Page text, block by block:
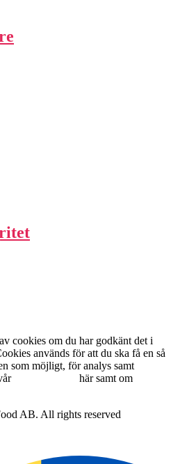
cookies om du har godkänt det i
används för att du ska få en så
som möjligt, för analys samt
här samt om
AB. All rights reserved